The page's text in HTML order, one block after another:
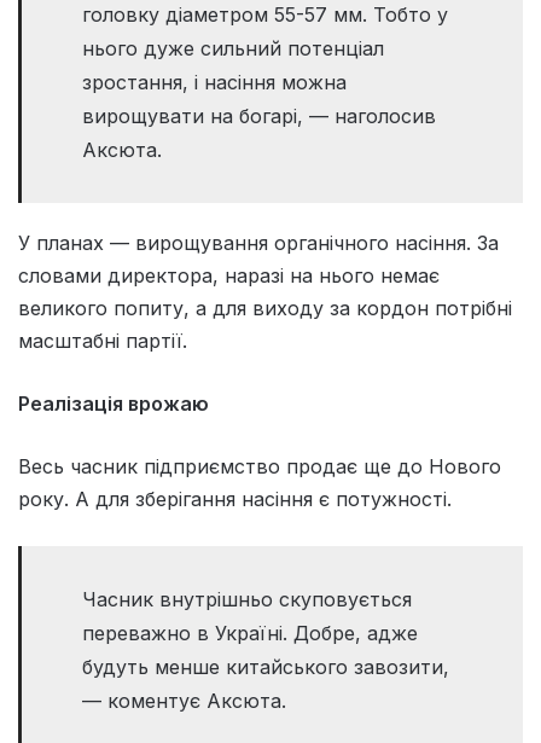
головку діаметром 55-57 мм. Тобто у
нього дуже сильний потенціал
зростання, і насіння можна
вирощувати на богарі, — наголосив
Аксюта.
У планах — вирощування органічного насіння. За
словами директора, наразі на нього немає
великого попиту, а для виходу за кордон потрібні
масштабні партії.
Реалізація врожаю
Весь часник підприємство продає ще до Нового
року. А для зберігання насіння є потужності.
Часник внутрішньо скуповується
переважно в Україні. Добре, адже
будуть менше китайського завозити,
— коментує Аксюта.